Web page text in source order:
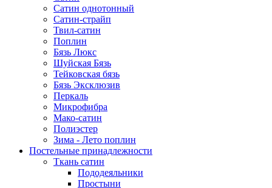
Сатин однотонный
Сатин-страйп
Твил-сатин
Поплин
Бязь Люкс
Шуйская Бязь
Тейковская бязь
Бязь Эксклюзив
Перкаль
Микрофибра
Мако-сатин
Полиэстер
Зима - Лето поплин
Постельные принадлежности
Ткань сатин
Пододеяльники
Простыни